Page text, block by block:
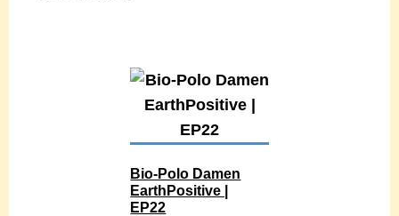
Bio-Polo Damen
EarthPositive |
EP22